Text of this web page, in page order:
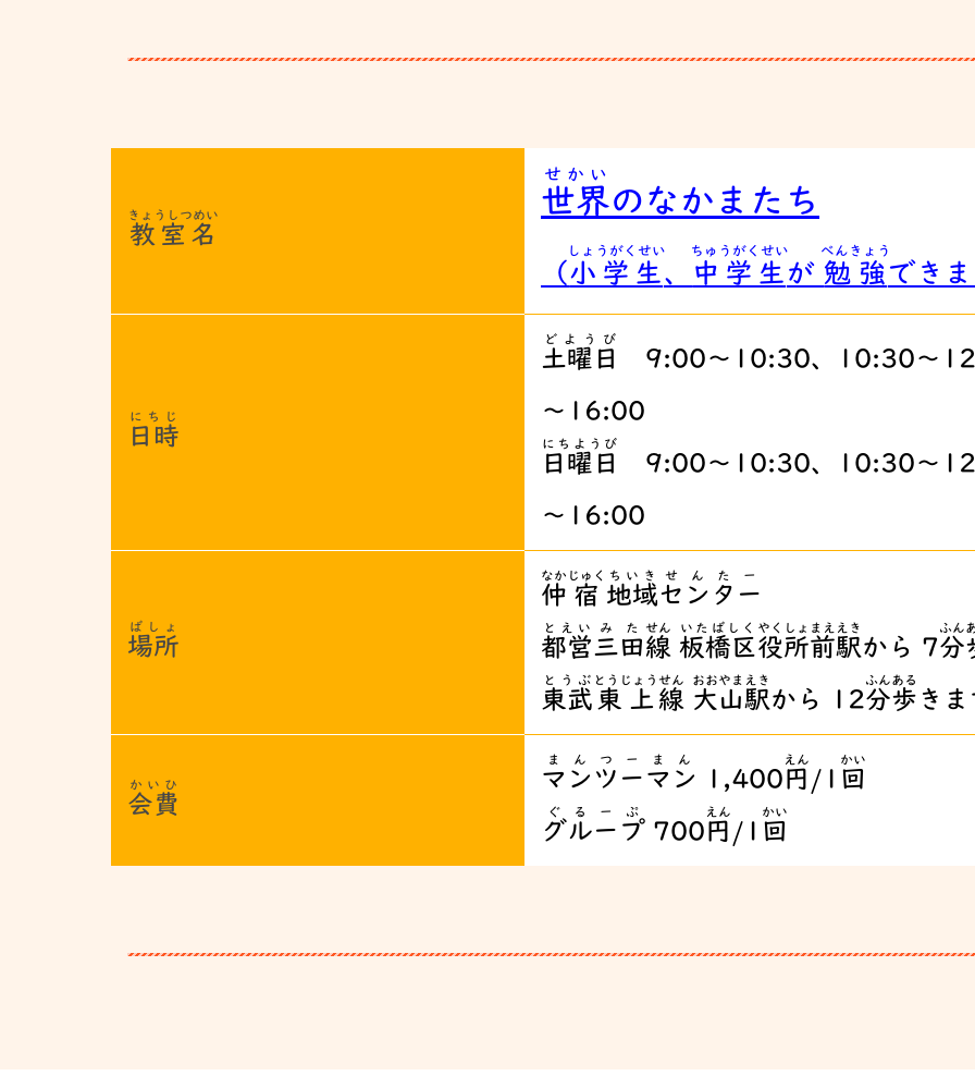
教室名
きょうしつめい 世界
せかい
のなかまたち
（小学生
しょうがくせい
、 中学生
ちゅうがくせい
が 勉強
べんきょう
でき
日時
にちじ
土曜日
どようび
9:00～10:30、10:30～
～16:00
日曜日
にちようび
9:00～10:30、10:30～
～16:00
場所
ばしょ
仲
なか
宿
じゅく
地域
ちいき
センター
せんたー
都営
とえい
三田
みた
線
せん
板橋区
いたばしく
役所前
やくしょまえ
駅
えき
から 7分
ふん
東武
とうぶ
東上
とうじょう
線
せん
大山駅
おおやまえき
から 12分
ふん
歩
ある
き
会費
かいひ マンツーマン
まんつーまん
1,400円
えん
/1 回
かい
グループ
ぐるーぷ
700円
えん
/1 回
かい